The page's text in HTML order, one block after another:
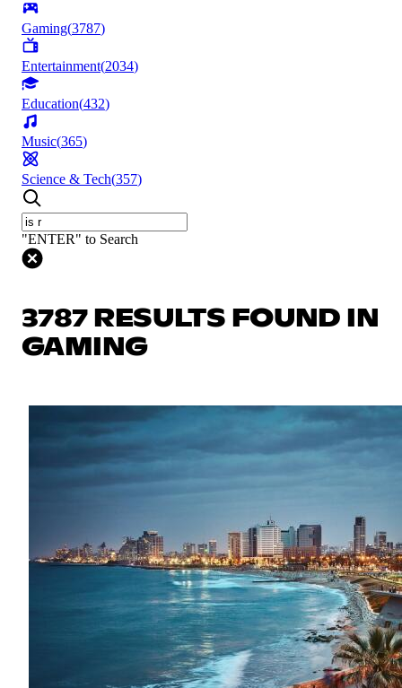
Gaming(3787)
Entertainment(2034)
Education(432)
Music(365)
Science & Tech(357)
"ENTER" to Search
3787 RESULTS FOUND IN
GAMING